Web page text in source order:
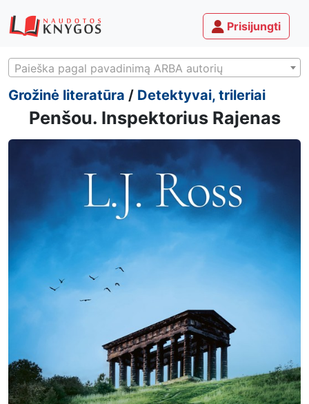
Prisijungti
Paieška pagal pavadinimą ARBA autorių
Grožinė literatūra / Detektyvai, trileriai
Penšou. Inspektorius Rajenas